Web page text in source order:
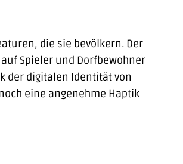
die sie bevölkern. Der
Spieler und Dorfbewohner
der digitalen Identität von
eine angenehme Haptik